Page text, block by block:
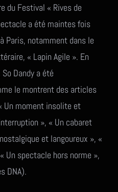
du Festival « Rives de
a été maintes fois
Paris, notamment dans le
« Lapin Agile ». En
Dandy a été
le montrent des articles
Un moment insolite et
», « Un cabaret
et langoureux », «
Un spectacle hors norme »,
DNA).